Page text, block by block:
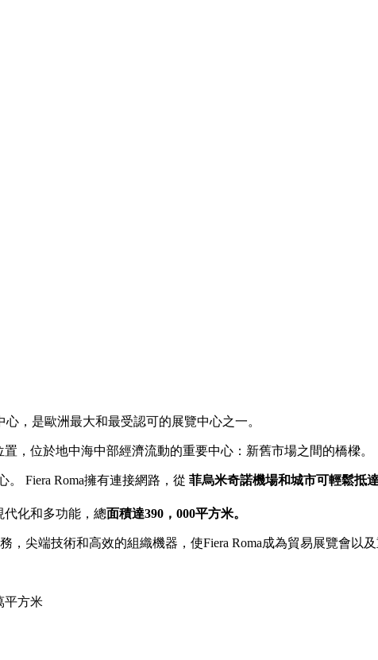
，是歐洲最大和最受認可的展覽中心之一。
，位於地中海中部經濟流動的重要中心：新舊市場之間的橋樑。
。 Fiera Roma擁有連接網路，從 菲烏米奇諾機場和城市可輕鬆抵
化和多功能，總面積達390，000平方米。
尖端技術和高效的組織機器，使Fiera Roma成為貿易展覽會以
平方米